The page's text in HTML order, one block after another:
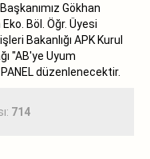
Gökhan
Böl. Öğr. Üyesi
Bakanlığı APK Kurul
"AB'ye Uyum
düzenlenecektir.
714